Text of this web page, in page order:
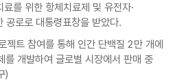
를 위한 항체치료제 및 유전자·
로로 대통령표창을 받았다.
젝트 참여를 통해 인간 단백질 2만 개에
를 개발하여 글로벌 시장에서 판매 중
)